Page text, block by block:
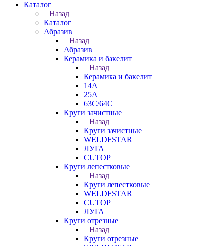
Каталог
Назад
Каталог
Абразив
Назад
Абразив
Керамика и бакелит
Назад
Керамика и бакелит
14А
25А
63С/64С
Круги зачистные
Назад
Круги зачистные
WELDESTAR
ЛУГА
CUTOP
Круги лепестковые
Назад
Круги лепестковые
WELDESTAR
CUTOP
ЛУГА
Круги отрезные
Назад
Круги отрезные